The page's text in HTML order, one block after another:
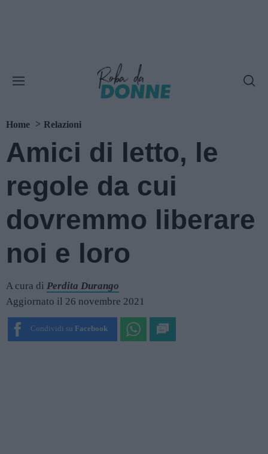
Home Relazioni
Amici di letto, le
regole da cui
dovremmo liberare
noi e loro
A cura di Perdita Durango
Aggiornato il 26 novembre 2021
Condividi su Facebook